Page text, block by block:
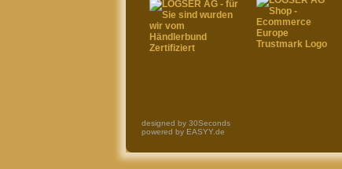
designed by30Seconds
powered byEASYY.de